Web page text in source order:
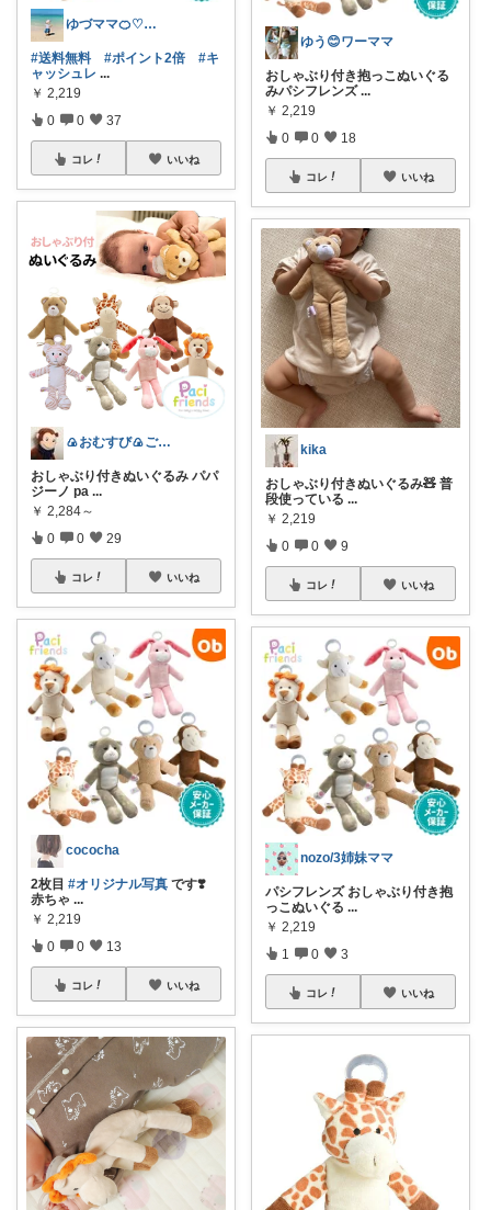
ゆづママ🍊♡👧🏻&👶🏻♡
#送料無料 #ポイント2倍
#キ
ャッシュレ ...
￥ 2,219
0 0 37
コレ いいね
🍙おむすび🍙ご購入ありがとうございます🛍
おしゃぶり付きぬいぐるみ パパ
ジーノ pa ...
￥ 2,284～
0 0 29
コレ いいね
cococha
2枚目 #オリジナル写真 です❣️
赤ちゃ ...
￥ 2,219
0 0 13
コレ いいね
ゆう😊ワーママ
おしゃぶり付き抱っこぬいぐる
みパシフレンズ ...
￥ 2,219
0 0 18
コレ いいね
kika
おしゃぶり付きぬいぐるみ🧸 普
段使っている ...
￥ 2,219
0 0 9
コレ いいね
nozo/3姉妹ママ
パシフレンズ おしゃぶり付き抱
っこぬいぐる ...
￥ 2,219
1 0 3
コレ いいね